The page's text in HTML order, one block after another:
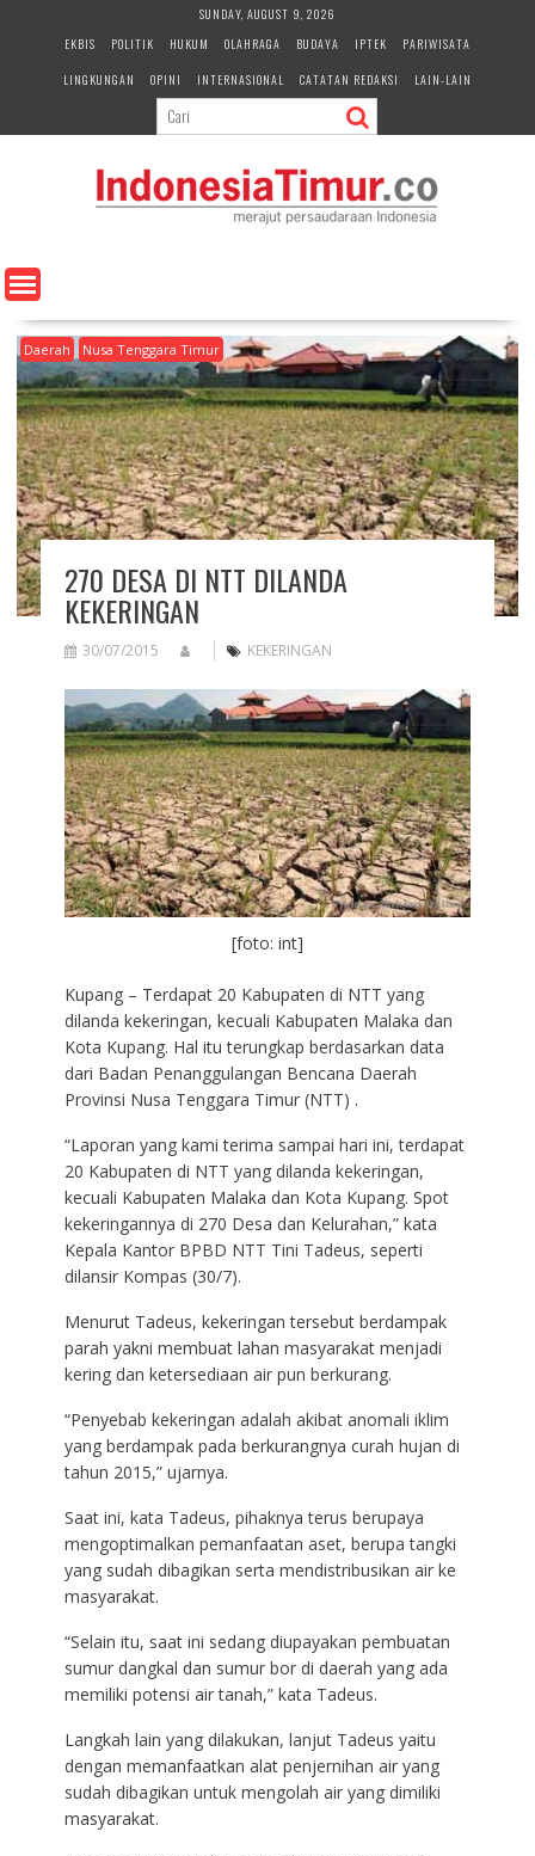
e
n
SUNDAY, AUGUST 9, 2026
EKBIS
POLITIK HUKUM OLAHRAGA BUDAYA IPTEK
PARIWISATA
LINGKUNGAN
OPINI INTERNASIONAL CATATAN REDAKSI LAIN-LAIN
Daerah Nusa Tenggara Timur
270 DESA DI NTT DILANDA
KEKERINGAN
30/07/2015 KEKERINGAN
[foto: int]
Kupang – Terdapat 20 Kabupaten di NTT yang
dilanda kekeringan, kecuali Kabupaten Malaka dan
Kota Kupang. Hal itu terungkap berdasarkan data
dari Badan Penanggulangan Bencana Daerah
Provinsi Nusa Tenggara Timur (NTT) .
“Laporan yang kami terima sampai hari ini, terdapat
20 Kabupaten di NTT yang dilanda kekeringan,
kecuali Kabupaten Malaka dan Kota Kupang. Spot
kekeringannya di 270 Desa dan Kelurahan,” kata
Kepala Kantor BPBD NTT Tini Tadeus, seperti
dilansir Kompas (30/7).
Menurut Tadeus, kekeringan tersebut berdampak
parah yakni membuat lahan masyarakat menjadi
kering dan ketersediaan air pun berkurang.
“Penyebab kekeringan adalah akibat anomali iklim
yang berdampak pada berkurangnya curah hujan di
tahun 2015,” ujarnya.
Saat ini, kata Tadeus, pihaknya terus berupaya
mengoptimalkan pemanfaatan aset, berupa tangki
yang sudah dibagikan serta mendistribusikan air ke
masyarakat.
“Selain itu, saat ini sedang diupayakan pembuatan
sumur dangkal dan sumur bor di daerah yang ada
memiliki potensi air tanah,” kata Tadeus.
Langkah lain yang dilakukan, lanjut Tadeus yaitu
dengan memanfaatkan alat penjernihan air yang
sudah dibagikan untuk mengolah air yang dimiliki
masyarakat.